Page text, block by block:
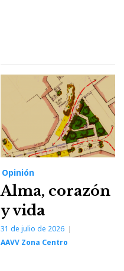
Opinión
Alma, corazón
y vida
31 de julio de 2026
AAVV Zona Centro